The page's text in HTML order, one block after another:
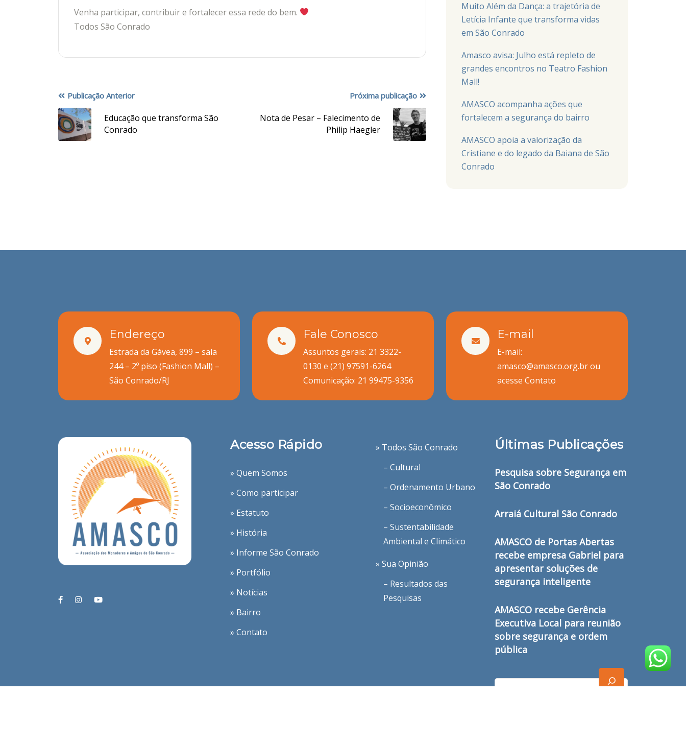
Venha participar, contribuir e fortalecer essa rede do bem.
Todos São Conrado
Publicação Anterior
Educação que transforma São
Conrado
Próxima publicação
Nota de Pesar – Falecimento de
Philip Haegler
Muito Além da Dança: a trajetória de
Letícia Infante que transforma vidas
em São Conrado
Amasco avisa: Julho está repleto de
grandes encontros no Teatro Fashion
Mall!
AMASCO acompanha ações que
fortalecem a segurança do bairro
AMASCO apoia a valorização da
Cristiane e do legado da Baiana de São
Conrado
Endereço
Estrada da Gávea, 899 – sala
244 – 2º piso (Fashion Mall) –
São Conrado/RJ
Fale Conosco
Assuntos gerais: 21 3322-
0130 e (21) 97591-6264
Comunicação: 21 99475-9356
E-mail
E-mail:
amasco@amasco.org.br ou
acesse Contato
Acesso Rápido
» Quem Somos
» Como participar
» Estatuto
» História
» Informe São Conrado
» Portfólio
» Notícias
» Bairro
» Contato
» Todos São Conrado
– Cultural
– Ordenamento Urbano
– Socioeconômico
– Sustentabilidade
Ambiental e Climático
» Sua Opinião
– Resultados das
Pesquisas
Últimas Publicações
Pesquisa sobre Segurança em
São Conrado
Arraiá Cultural São Conrado
AMASCO de Portas Abertas
recebe empresa Gabriel para
apresentar soluções de
segurança inteligente
AMASCO recebe Gerência
Executiva Local para reunião
sobre segurança e ordem
pública